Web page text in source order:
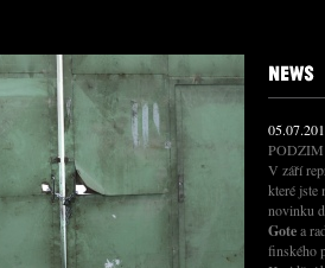
V září
které jste
novinku
Gotea
finského